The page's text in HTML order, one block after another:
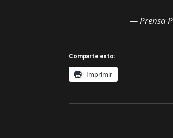
— Prensa
Comparte esto:
Imprimir